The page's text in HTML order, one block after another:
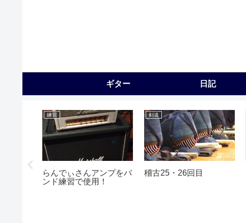
ギター 日記
練習
らんでぃさんアンプをバ
ンド練習で使用！
剣道
稽古25・26回目